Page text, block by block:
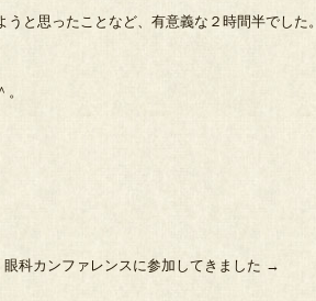
と思ったことなど、有意義な２時間半でした。
眼科カンファレンスに参加してきました →